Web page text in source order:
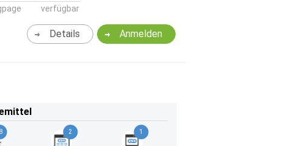
verfügbar
Anmelden
Details
2 1